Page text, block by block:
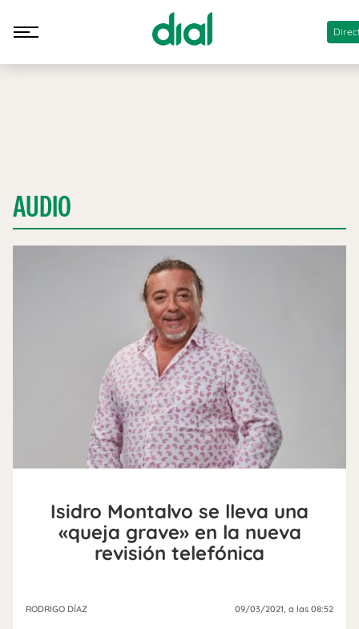
AUDIO
Isidro Montalvo se lleva una
«queja grave» en la nueva
revisión telefónica
RODRIGO DÍAZ 09/03/2021 , a las 08:52